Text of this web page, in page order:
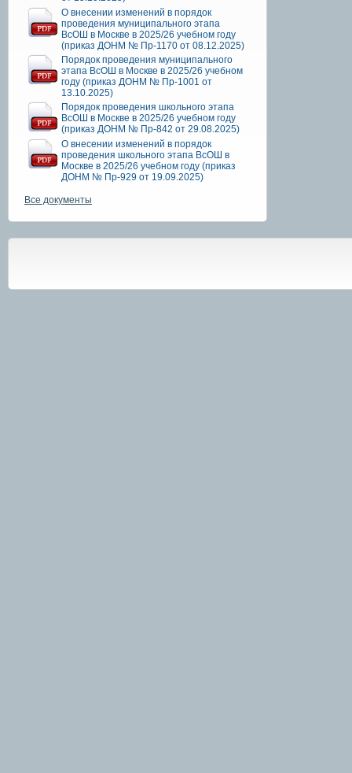
О внесении изменений в порядок
проведения муниципального этапа
ВсОШ в Москве в 2025/26 учебном году
(приказ ДОНМ № Пр-1170 от 08.12.2025)
Порядок проведения муниципального
этапа ВсОШ в Москве в 2025/26 учебном
году (приказ ДОНМ № Пр-1001 от
13.10.2025)
Порядок проведения школьного этапа
ВсОШ в Москве в 2025/26 учебном году
(приказ ДОНМ № Пр-842 от 29.08.2025)
О внесении изменений в порядок
проведения школьного этапа ВсОШ в
Москве в 2025/26 учебном году (приказ
ДОНМ № Пр-929 от 19.09.2025)
Все документы